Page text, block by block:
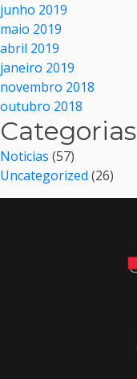
junho 2019
maio 2019
abril 2019
janeiro 2019
novembro 2018
outubro 2018
Categorias
Noticias (57)
Uncategorized (26)